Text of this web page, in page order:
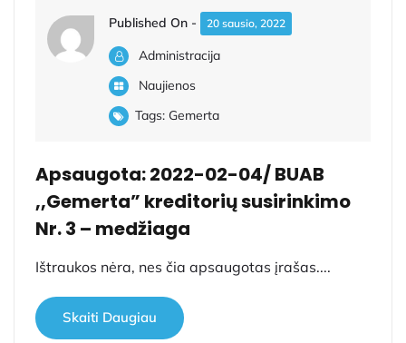
Published On - 20 sausio, 2022
Administracija
Naujienos
Tags: Gemerta
Apsaugota: 2022-02-04/ BUAB
,,Gemerta” kreditorių susirinkimo
Nr. 3 – medžiaga
Ištraukos nėra, nes čia apsaugotas įrašas....
Skaiti Daugiau